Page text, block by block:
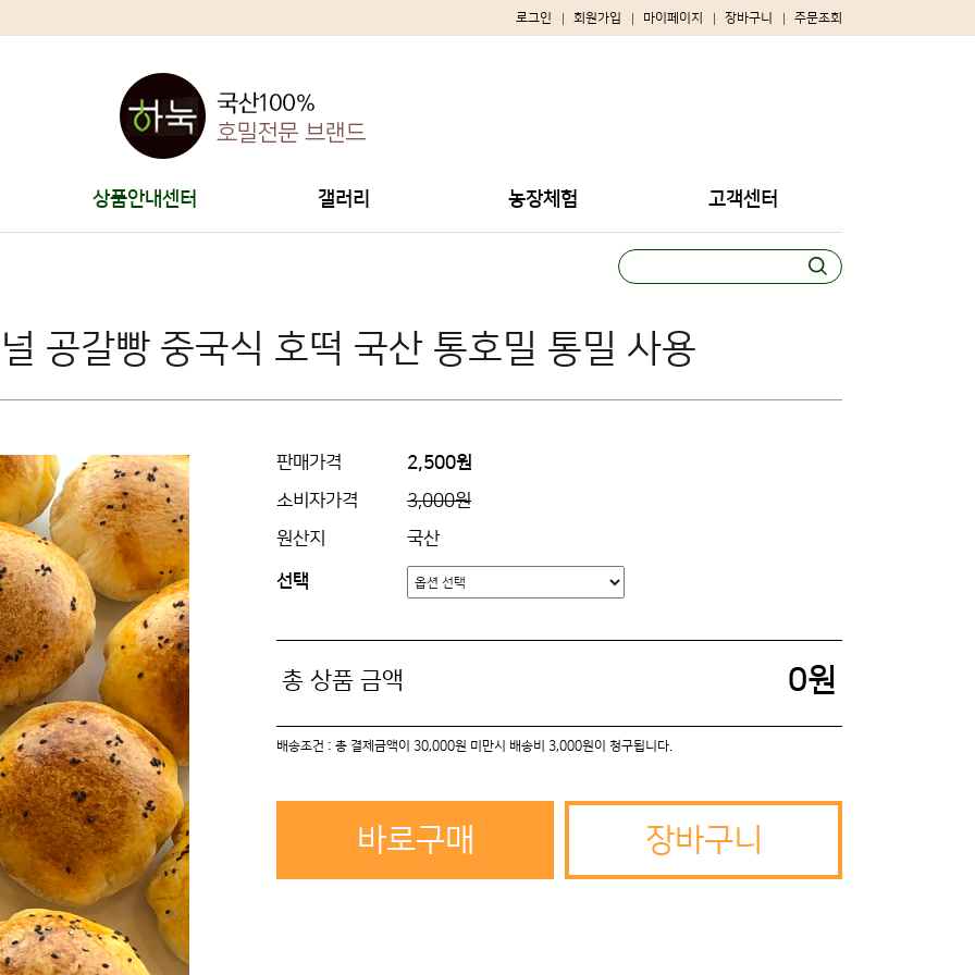
로그인 회원가입 마이페이지 장바구니 주문조회
상품안내센터 갤러리 농장체험 고객센터
공갈빵 중국식 호떡 국산 통호밀 통밀 사용
판매가격
2,500원
소비자가격
3,000원
원산지
국산
선택
총 상품 금액 0원
배송조건 : 총 결제금액이 30,000원 미만시 배송비 3,000원이 청구됩니다.
바로구매 장바구니